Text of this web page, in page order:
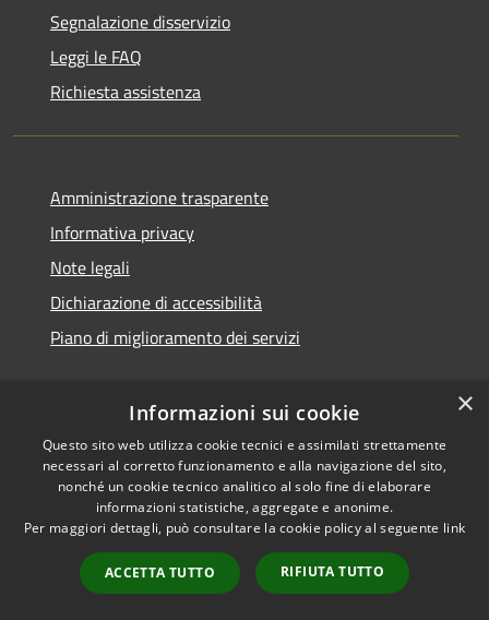
Segnalazione disservizio
Leggi le FAQ
Richiesta assistenza
Amministrazione trasparente
Informativa privacy
Note legali
Dichiarazione di accessibilità
Piano di miglioramento dei servizi
RSS
Accessibilità
Privacy
Cookie
Mappa del sito
Webmail
Copyright © 2026 • Comune di
Treviglio • Powered by
Municipium•Accesso
redazione
×
Informazioni sui cookie
Questo sito web utilizza cookie tecnici e assimilati strettamente
necessari al corretto funzionamento e alla navigazione del sito,
nonché un cookie tecnico analitico al solo fine di elaborare
informazioni statistiche, aggregate e anonime.
Per maggiori dettagli, può consultare la cookie policy al seguente link
ACCETTA TUTTO RIFIUTA TUTTO